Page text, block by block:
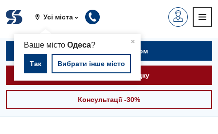
Усі міста
×
Ваше містоОдеса?
Так Вибрати інше місто
Записатися на прийом
Викликати швидку
Консультації -30%